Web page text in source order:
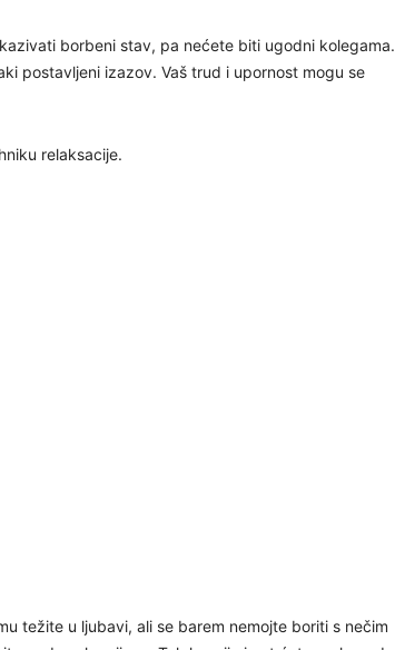
borbeni stav, pa nećete biti ugodni kolegama.
postavljeni izazov. Vaš trud i upornost mogu se
relaksacije.
težite u ljubavi, ali se barem nemojte boriti s nečim